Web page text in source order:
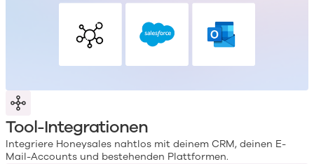
Tool-Integrationen
Integriere Honeysales nahtlos mit deinem CRM, deinen E-
Mail-Accounts und bestehenden Plattformen.